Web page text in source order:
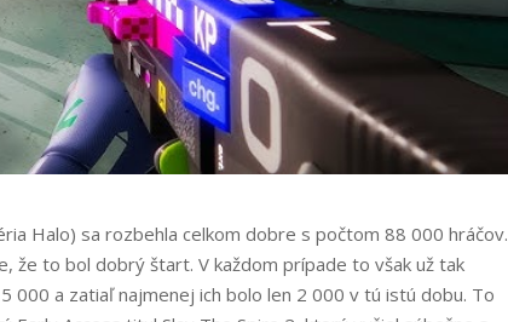
Halo) sa rozbehla celkom dobre s počtom 88 000 hráčov.
že to bol dobrý štart. V každom prípade to však už tak
a zatiaľ najmenej ich bolo len 2 000 v tú istú dobu. To